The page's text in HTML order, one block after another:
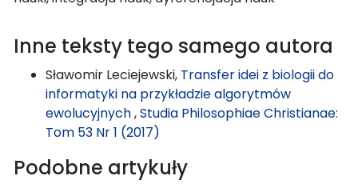
Inne teksty tego samego autora
Sławomir Leciejewski, Transfer idei z biologii do
informatyki na przykładzie algorytmów
ewolucyjnych,Studia Philosophiae Christianae:
Tom 53 Nr 1 (2017)
Podobne artykuły